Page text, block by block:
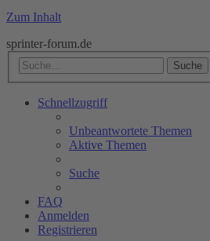
Zum Inhalt
sprinter-forum.de
Suche
Schnellzugriff
Unbeantwortete Themen
Aktive Themen
Suche
FAQ
Anmelden
Registrieren